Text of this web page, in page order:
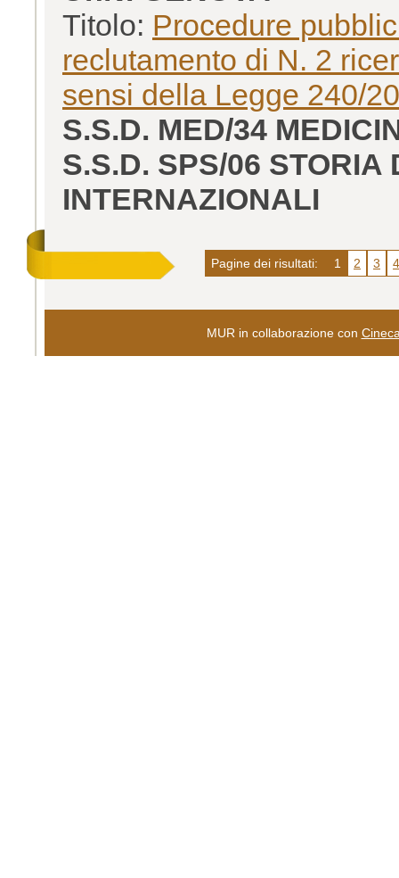
Titolo: Procedure
reclutamento di N. 2
sensi della Legge 240/
S.S.D. MED/34
S.S.D. SPS/06
INTERNAZIONALI
Pagine dei risultati: 1 2 3 4
MUR in collaborazione con